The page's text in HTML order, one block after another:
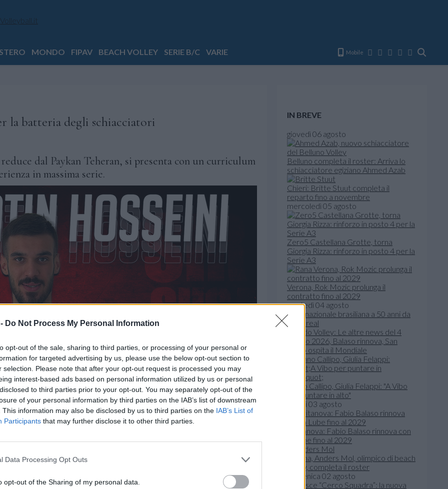
Do Not Process My Personal Information
opt-out of the sale, sharing to third parties, or processing of your personal or
for targeted advertising by us, please use the below opt-out section to
selection. Please note that after your opt-out request is processed you may
interest-based ads based on personal information utilized by us or personal
to third parties prior to your opt-out. You may separately opt-out of the
of your personal information by third parties on the IAB’s list of downstream
This information may also be disclosed by us to third parties on the IAB’s List of
Participants that may further disclose it to other third parties.
Data Processing Opt Outs
opt-out of the Sharing of my personal data.
MONDO FIPAV BEACH VOLLEY SERIE B/C VARIE Mobile
la batteria degli schiacciatori
dal Paykan Teheran, si presenta con un curriculum
in massima serie.
IN BREVE
giovedì 06 agosto
Belluno completa il roster: Arriva lo
schiacciatore egiziano Ahmed Azab
Chieri: Britte Stuut completa il
reparto fino a novembre
mercoledì 05 agosto
Zero5 Castellana Grotte, torna
Giorgia Rizza: rinforzo in posto 4 per la
Serie A3
Verona, Rok Mozic prolunga il
contratto fino al 2029
martedì 04 agosto
Mondo Volley: Le altre news del 4
agosto 2026, Balaso rinnova, San
Paolo ospita il Mondiale
Tonno Callipo, Giulia Felappi: "A Vibo
per puntare in alto"
lunedì 03 agosto
Civitanova: Fabio Balaso rinnova con
la Lube fino al 2029
Verona, Anders Mol, olimpico di beach
volley, completa il roster
domenica 02 agosto